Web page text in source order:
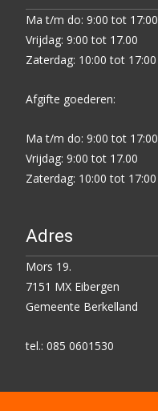
Ma t/m do: 9:00 tot 17:00
Vrijdag: 9:00 tot 17.00
Zaterdag: 10:00 tot 17:00
Afgifte goederen:
Ma t/m do: 9:00 tot 17:00
Vrijdag: 9:00 tot 17.00
Zaterdag: 10:00 tot 17:00
Adres
Mors 19.
7151 MX Eibergen
Gemeente Berkelland
tel.: 085 0601530